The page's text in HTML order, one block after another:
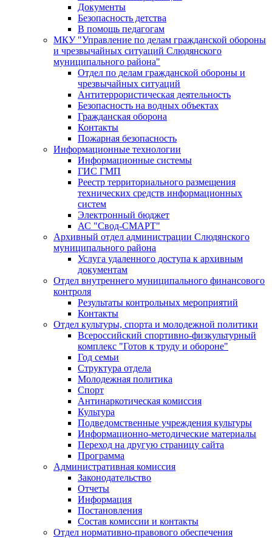
Документы
Безопасность детства
В помощь педагогам
МКУ "Управление по делам гражданской обороны
и чрезвычайных ситуаций Слюдянского
муниципального района"
Отдел по делам гражданской обороны и
чрезвычайных ситуаций
Антитеррористическая деятельность
Безопасность на водных объектах
Гражданская оборона
Контакты
Пожарная безопасность
Информационные технологии
Информационные системы
ГИС ГМП
Реестр территориального размещения
технических средств информационных
систем
Электронный бюджет
АС "Свод-СМАРТ"
Архивный отдел администрации Слюдянского
муниципального района
Услуга удаленного доступа к архивным
документам
Отдел внутреннего муниципального финансового
контроля
Результаты контрольных мероприятий
Контакты
Отдел культуры, спорта и молодежной политики
Всероссийский спортивно-физкультурный
комплекс "Готов к труду и обороне"
Год семьи
Структура отдела
Молодежная политика
Спорт
Антинаркотическая комиссия
Культура
Подведомственные учреждения культуры
Информационно-методические материалы
Переход на другую страницу сайта
Программа
Административная комиссия
Законодательство
Отчеты
Информация
Постановления
Состав комиссии и контакты
Отдел нормативно-правового обеспечения